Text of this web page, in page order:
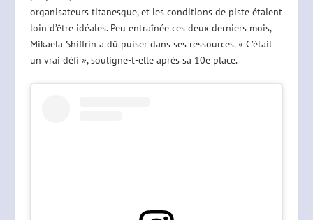
organisateurs titanesque, et les conditions de piste étaient
loin d’être idéales. Peu entraînée ces deux derniers mois,
Mikaela Shiffrin a dû puiser dans ses ressources. « C’était
un vrai défi », souligne-t-elle après sa 10e place.